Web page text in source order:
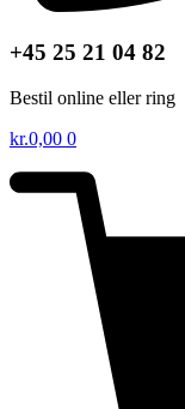
+45 25 21 04 82
Bestil online eller ring
kr.0,00 0